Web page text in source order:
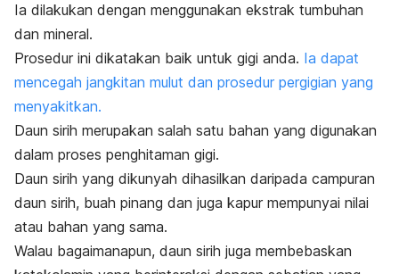
Ia dilakukan dengan menggunakan ekstrak tumbuhan
dan mineral.
Prosedur ini dikatakan baik untuk gigi anda. Ia dapat
mencegah jangkitan mulut dan prosedur pergigian yang
menyakitkan.
Daun sirih merupakan salah satu bahan yang digunakan
dalam proses penghitaman gigi.
Daun sirih yang dikunyah dihasilkan daripada campuran
daun sirih, buah pinang dan juga kapur mempunyai nilai
atau bahan yang sama.
Walau bagaimanapun, daun sirih juga membebaskan